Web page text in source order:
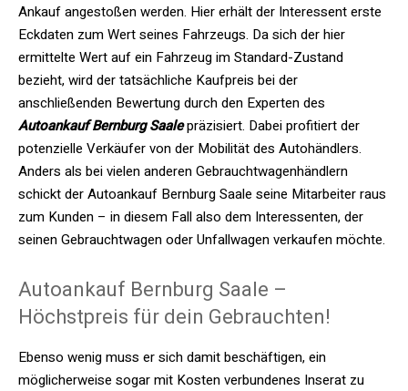
Ankauf angestoßen werden. Hier erhält der Interessent erste
Eckdaten zum Wert seines Fahrzeugs. Da sich der hier
ermittelte Wert auf ein Fahrzeug im Standard-Zustand
bezieht, wird der tatsächliche Kaufpreis bei der
anschließenden Bewertung durch den Experten des
Autoankauf Bernburg Saalepräzisiert. Dabei profitiert der
potenzielle Verkäufer von der Mobilität des Autohändlers.
Anders als bei vielen anderen Gebrauchtwagenhändlern
schickt der Autoankauf Bernburg Saale seine Mitarbeiter raus
zum Kunden – in diesem Fall also dem Interessenten, der
seinen Gebrauchtwagen oder Unfallwagen verkaufen möchte.
Autoankauf Bernburg Saale –
Höchstpreis für dein Gebrauchten!
Ebenso wenig muss er sich damit beschäftigen, ein
möglicherweise sogar mit Kosten verbundenes Inserat zu